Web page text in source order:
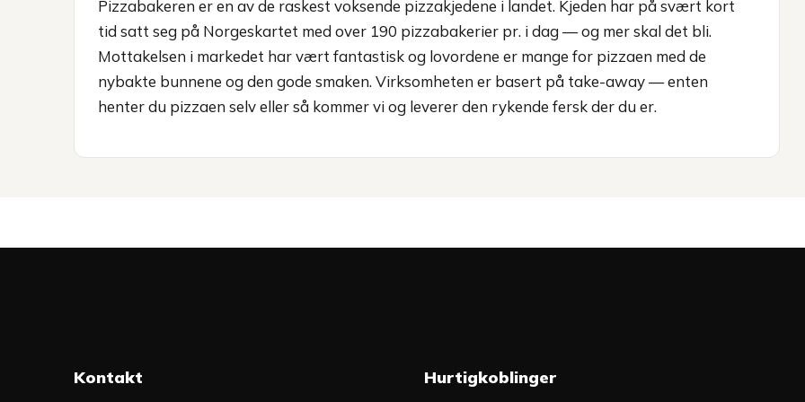
Pizzabakeren er en av de raskest voksende pizzakjedene i landet. Kjeden har på svært kort
tid satt seg på Norgeskartet med over 190 pizzabakerier pr. i dag — og mer skal det bli.
Mottakelsen i markedet har vært fantastisk og lovordene er mange for pizzaen med de
nybakte bunnene og den gode smaken. Virksomheten er basert på take-away — enten
henter du pizzaen selv eller så kommer vi og leverer den rykende fersk der du er.
Kontakt Hurtigkoblinger